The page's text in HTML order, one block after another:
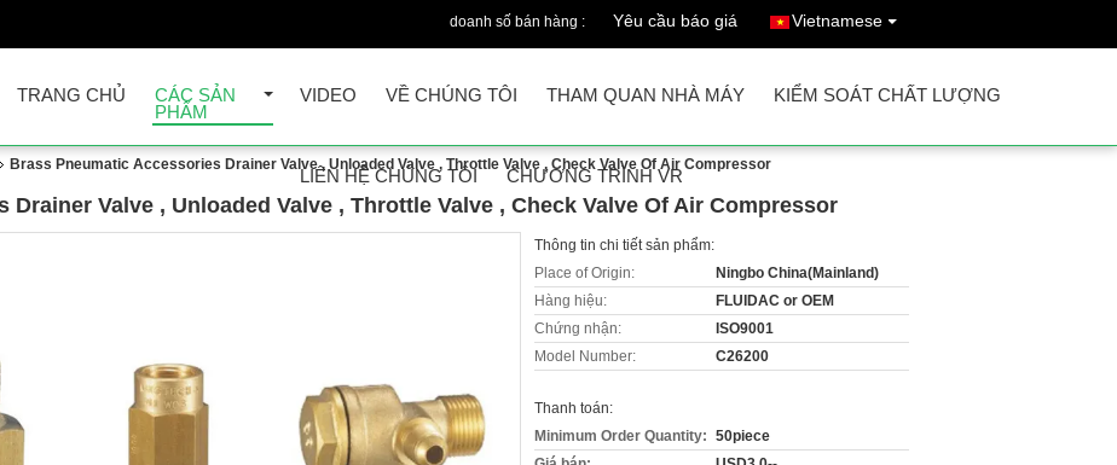
doanh số bán hàng : Yêu cầu báo giá Vietnamese
TRANG CHỦ
CÁC SẢN
PHẨM
VIDEO VỀ CHÚNG TÔI THAM QUAN NHÀ MÁY KIỂM SOÁT CHẤT LƯỢNG
LIÊN HỆ CHÚNG TÔI CHƯƠNG TRÌNH VR
Brass Pneumatic Accessories Drainer Valve , Unloaded Valve , Throttle Valve , Check Valve Of Air Compressor
Drainer Valve , Unloaded Valve , Throttle Valve , Check Valve Of Air Compressor
Thông tin chi tiết sản phẩm:
Place of Origin:
Ningbo China(Mainland)
Hàng hiệu:
FLUIDAC or OEM
Chứng nhận:
ISO9001
Model Number:
C26200
Thanh toán:
Minimum Order Quantity: 50piece